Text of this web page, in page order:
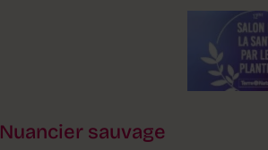
Nuancier sauvage